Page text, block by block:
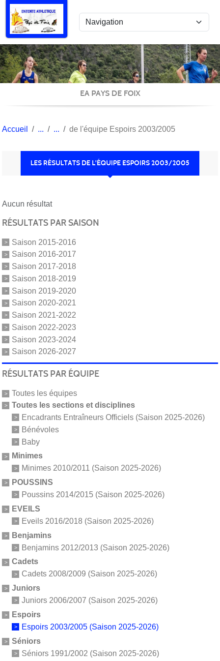
EA PAYS DE FOIX
Accueil de l'équipe Espoirs 2003/2005
LES RÉSULTATS DE L'ÉQUIPE ESPOIRS 2003/2005
Aucun résultat
RÉSULTATS PAR SAISON
Saison 2015-2016
Saison 2016-2017
Saison 2017-2018
Saison 2018-2019
Saison 2019-2020
Saison 2020-2021
Saison 2021-2022
Saison 2022-2023
Saison 2023-2024
Saison 2026-2027
RÉSULTATS PAR ÉQUIPE
Toutes les équipes
Toutes les sections et disciplines
Encadrants Entraîneurs Officiels (Saison 2025-2026)
Bénévoles
Baby
Minimes
Minimes 2010/2011 (Saison 2025-2026)
POUSSINS
Poussins 2014/2015 (Saison 2025-2026)
EVEILS
Eveils 2016/2018 (Saison 2025-2026)
Benjamins
Benjamins 2012/2013 (Saison 2025-2026)
Cadets
Cadets 2008/2009 (Saison 2025-2026)
Juniors
Juniors 2006/2007 (Saison 2025-2026)
Espoirs
Espoirs 2003/2005 (Saison 2025-2026)
Séniors
Séniors 1991/2002 (Saison 2025-2026)
Panneau de gestion des cookies